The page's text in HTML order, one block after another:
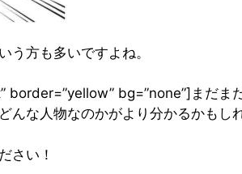
方も多いですよね。
bg=”none”]まだま
んな人物なのかがより分かるかもし
さい！